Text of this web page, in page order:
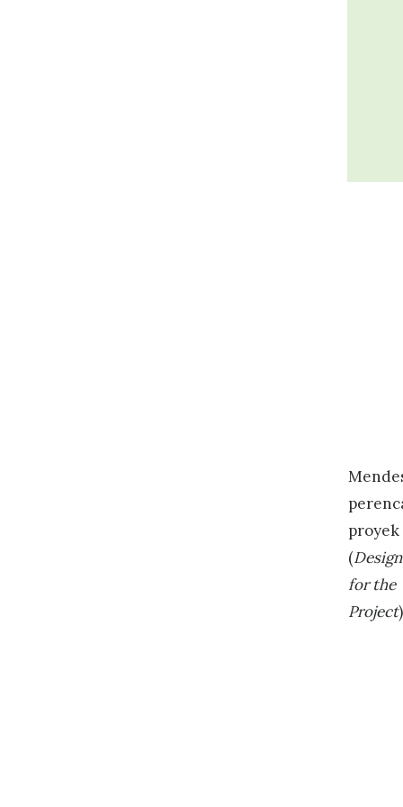
proyek
(
for the
Project)